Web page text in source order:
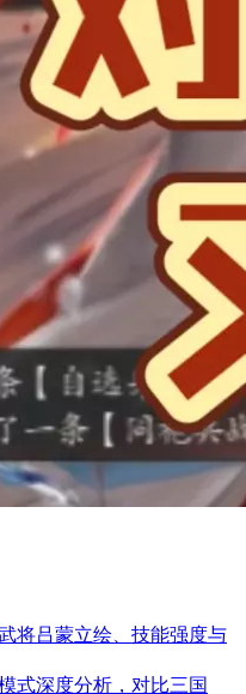
将吕蒙立绘、技能强度与
式深度分析，对比三国